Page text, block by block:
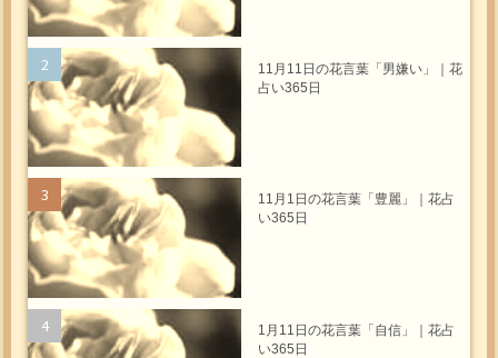
11月11日の花言葉「男嫌い」｜花
占い365日
11月1日の花言葉「豊麗」｜花占
い365日
1月11日の花言葉「自信」｜花占
い365日